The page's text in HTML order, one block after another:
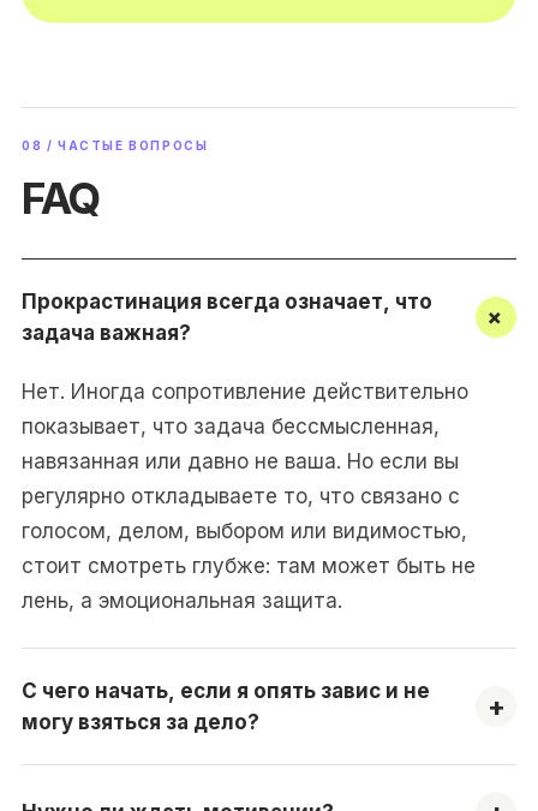
08 / ЧАСТЫЕ ВОПРОСЫ
FAQ
Прокрастинация всегда означает, что
задача важная?
+
Нет. Иногда сопротивление действительно
показывает, что задача бессмысленная,
навязанная или давно не ваша. Но если вы
регулярно откладываете то, что связано с
голосом, делом, выбором или видимостью,
стоит смотреть глубже: там может быть не
лень, а эмоциональная защита.
С чего начать, если я опять завис и не
могу взяться за дело?
+